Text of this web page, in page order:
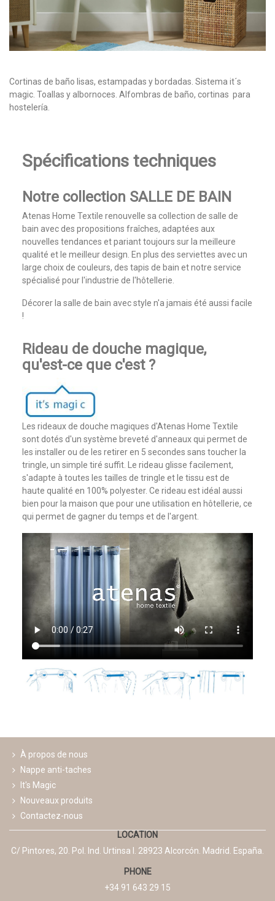
Cortinas de baño lisas, estampadas y bordadas. Sistema it´s
magic. Toallas y albornoces. Alfombras de baño, cortinas para
hostelería.
Spécifications techniques
Notre collection SALLE DE BAIN
Atenas Home Textile renouvelle sa collection de salle de
bain avec des propositions fraîches, adaptées aux
nouvelles tendances et pariant toujours sur la meilleure
qualité et le meilleur design. En plus des serviettes avec un
large choix de couleurs, des tapis de bain et notre service
spécialisé pour l'industrie de l'hôtellerie.
Décorer la salle de bain avec style n'a jamais été aussi facile
!
Rideau de douche magique,
qu'est-ce que c'est ?
Les rideaux de douche magiques d'Atenas Home Textile
sont dotés d'un système breveté d'anneaux qui permet de
les installer ou de les retirer en 5 secondes sans toucher la
tringle, un simple tiré suffit. Le rideau glisse facilement,
s'adapte à toutes les tailles de tringle et le tissu est de
haute qualité en 100% polyester. Ce rideau est idéal aussi
bien pour la maison que pour une utilisation en hôtellerie, ce
qui permet de gagner du temps et de l'argent.
À propos de nous
Nappe anti-taches
It's Magic
Nouveaux produits
Contactez-nous
LOCATION
C/ Pintores, 20. Pol. Ind. Urtinsa I. 28923 Alcorcón. Madrid. España.
PHONE
+34 91 643 29 15